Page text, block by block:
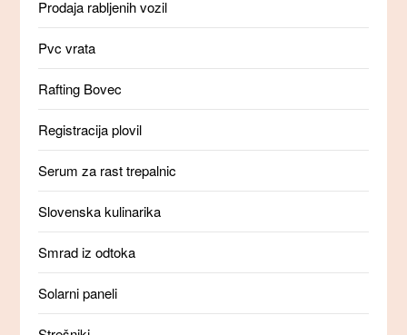
Prodaja rabljenih vozil
Pvc vrata
Rafting Bovec
Registracija plovil
Serum za rast trepalnic
Slovenska kulinarika
Smrad iz odtoka
Solarni paneli